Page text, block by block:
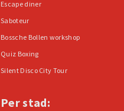
Escape diner
Saboteur
Bossche Bollen workshop
Quiz Boxing
Silent Disco City Tour
Per stad: